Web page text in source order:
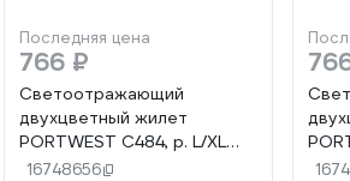
Последняя цена
766 ₽
Светоотражающий
двухцветный жилет
PORTWEST C484, р. L/XL
C484YNRL/XL
16748656